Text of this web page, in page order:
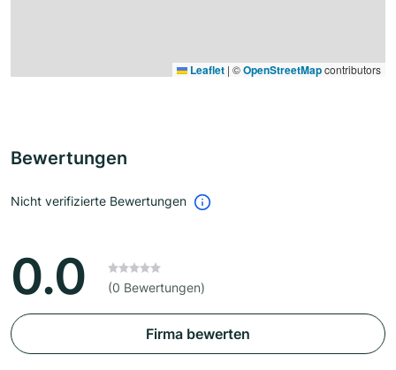
Leaflet | ©OpenStreetMapcontributors
Bewertungen
Nicht verifizierte Bewertungen
0.0 (0 Bewertungen)
Firma bewerten